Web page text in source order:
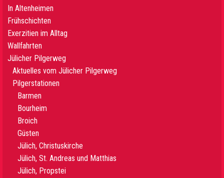
In Altenheimen
Frühschichten
Exerzitien im Alltag
Wallfahrten
Jülicher Pilgerweg
Aktuelles vom Jülicher Pilgerweg
Pilgerstationen
Barmen
Bourheim
Broich
Güsten
Jülich, Christuskirche
Jülich, St. Andreas und Matthias
Jülich, Propstei